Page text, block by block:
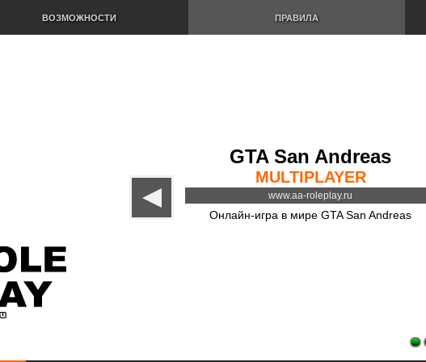
ВОЗМОЖНОСТИ ПРАВИЛА
GTA San Andreas
MULTIPLAYER
Онлайн-игра в мире GTA San Andreas
www.aa-roleplay.ru